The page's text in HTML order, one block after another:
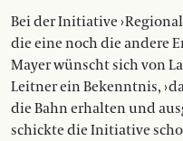
Bei der Initiative ›
die eine noch die andere
Mayer wünscht sich von
Leitner ein Bekenntnis, ›
die Bahn erhalten und
schickte die Initiative